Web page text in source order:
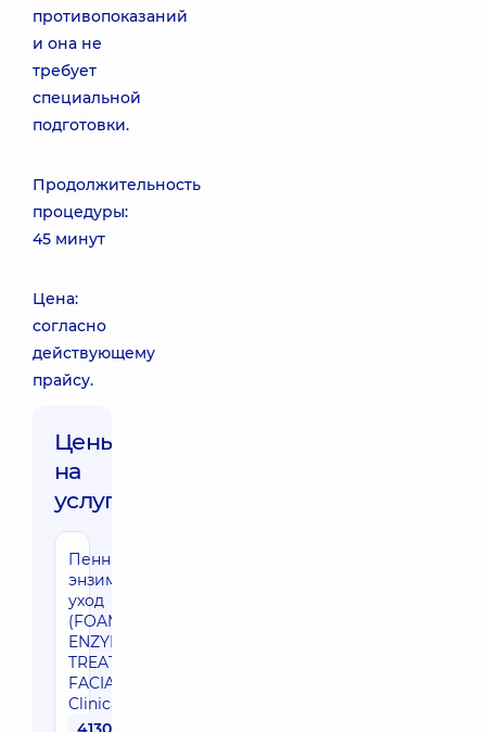
противопоказаний
и она не
требует
специальной
подготовки.
Продолжительность
процедуры:
45 минут
Цена:
согласно
действующему
прайсу.
Цены
на
услуги:
Пенный
энзимный
уход
(FOAMING
ENZYME
TREATMENT
FACIAL) IS
Clinical